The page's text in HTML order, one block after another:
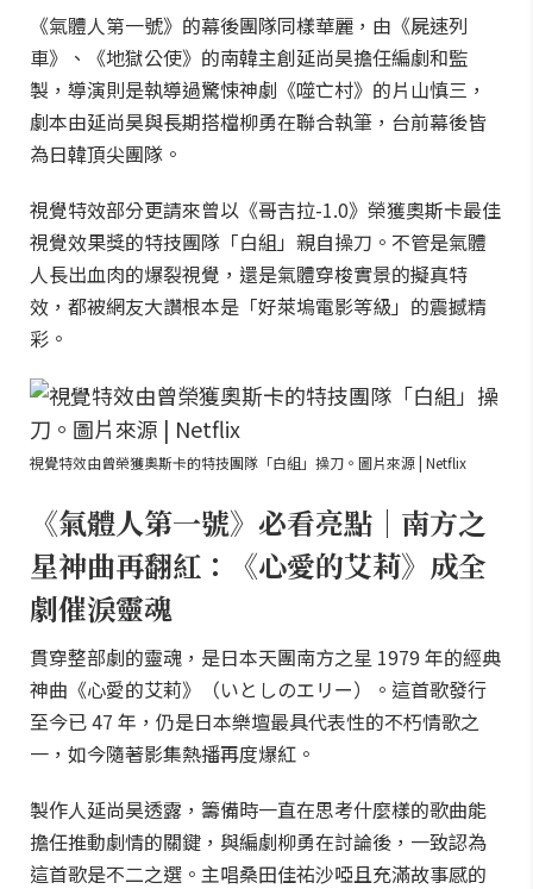
《氣體人第一號》的幕後團隊同樣華麗，由《屍速列
車》、《地獄公使》的南韓主創延尚昊擔任編劇和監
製，導演則是執導過驚悚神劇《噬亡村》的片山慎三，
劇本由延尚昊與長期搭檔柳勇在聯合執筆，台前幕後皆
為日韓頂尖團隊。
視覺特效部分更請來曾以《哥吉拉-1.0》榮獲奧斯卡最佳
視覺效果獎的特技團隊「白組」親自操刀。不管是氣體
人長出血肉的爆裂視覺，還是氣體穿梭實景的擬真特
效，都被網友大讚根本是「好萊塢電影等級」的震撼精
彩。
視覺特效由曾榮獲奧斯卡的特技團隊「白組」操刀。圖片來源 | Netflix
《氣體人第一號》必看亮點｜南方之
星神曲再翻紅：《心愛的艾莉》成全
劇催淚靈魂
貫穿整部劇的靈魂，是日本天團南方之星 1979 年的經典
神曲《心愛的艾莉》（いとしのエリー）。這首歌發行
至今已 47 年，仍是日本樂壇最具代表性的不朽情歌之
一，如今隨著影集熱播再度爆紅。
製作人延尚昊透露，籌備時一直在思考什麼樣的歌曲能
擔任推動劇情的關鍵，與編劇柳勇在討論後，一致認為
這首歌是不二之選。主唱桑田佳祐沙啞且充滿故事感的